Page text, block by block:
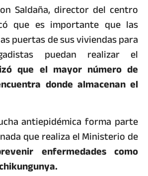
Saldaña, director del centro
que es importante que las
puertas de sus viviendas para
puedan realizar el
que el mayor número de
donde almacenan el
antiepidémica forma parte
que realiza el Ministerio de
enfermedades como